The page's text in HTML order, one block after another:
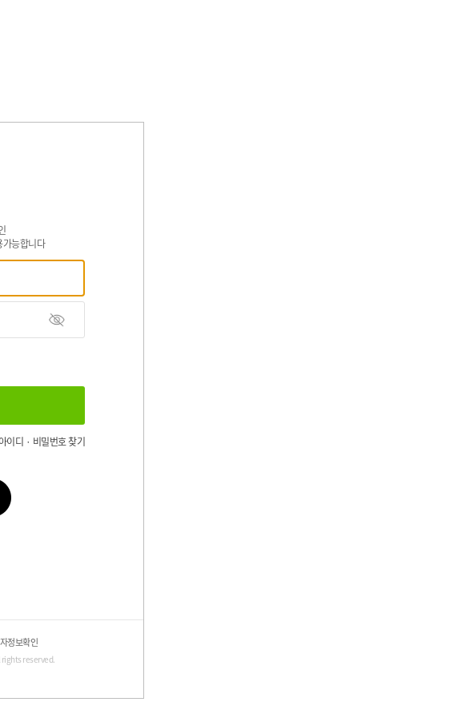
가능합니다
이디 · 비밀번호 찾기
정보확인
reserved.